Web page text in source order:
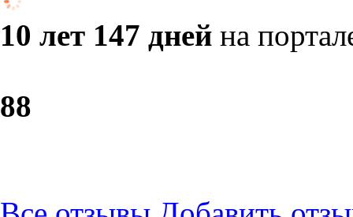
10 лет 147 дней на
88